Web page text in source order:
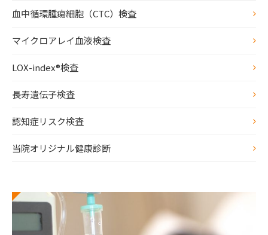
血中循環腫瘍細胞（CTC）検査
マイクロアレイ血液検査
LOX-index®検査
長寿遺伝子検査
認知症リスク検査
当院オリジナル健康診断